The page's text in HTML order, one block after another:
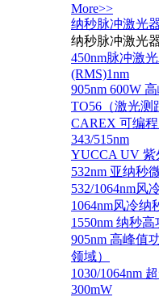
More>>
纳秒脉冲激光
纳秒脉冲激光
450nm脉冲激
(RMS)1nm
905nm 600W
TO56（激光测
CAREX 可编
343/515nm
YUCCA UV 紫
532nm 亚纳秒
532/1064nm风
1064nm风冷纳
1550nm 纳秒
905nm 高峰值
领域）
1030/1064nm
300mW